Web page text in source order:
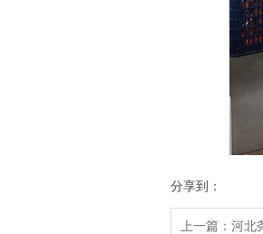
分享到：
上一篇：河